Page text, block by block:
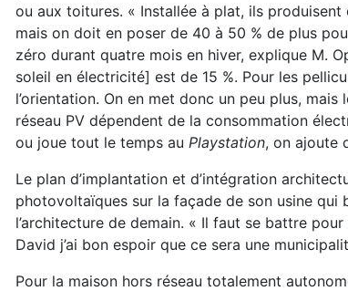
ou aux toitures. « Installée à plat, ils produisent
mais on doit en poser de 40 à 50 % de plus
zéro durant quatre mois en hiver, explique M.
soleil en électricité] est de 15 %. Pour les
l’orientation. On en met donc un peu plus,
réseau PV dépendent de la consommation
ou joue tout le temps au Playstation, on ajoute
Le plan d’implantation et d’intégration
photovoltaïques sur la façade de son usine
l’architecture de demain. « Il faut se battre
David j’ai bon espoir que ce sera une
Pour la maison hors réseau totalement